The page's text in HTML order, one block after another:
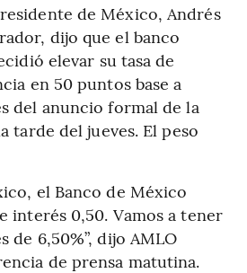
de México, Andrés
dijo que el banco
elevar su tasa de
en 50 puntos base a
del anuncio formal de la
tarde del jueves. El peso
el Banco de México
interés 0,50. Vamos a tener
de 6,50%”, dijo AMLO
de prensa matutina.